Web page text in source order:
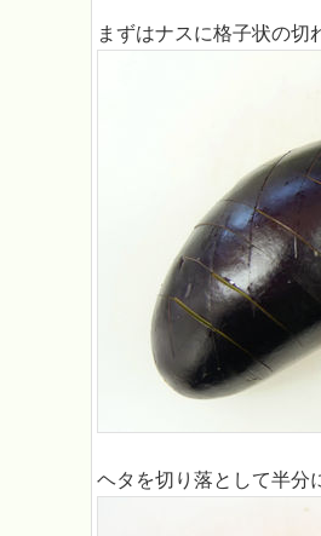
まずはナスに格子状の
ヘタを切り落として半分